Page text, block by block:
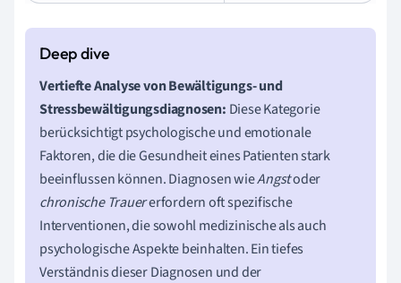
Vertiefte Analyse von Bewältigungs- und
Stressbewältigungsdiagnosen: Diese Kategorie
berücksichtigt psychologische und emotionale
Faktoren, die die Gesundheit eines Patienten stark
beeinflussen können. Diagnosen wieAngstoder
chronische Trauererfordern oft spezifische
Interventionen, die sowohl medizinische als auch
psychologische Aspekte beinhalten. Ein tiefes
Verständnis dieser Diagnosen und der